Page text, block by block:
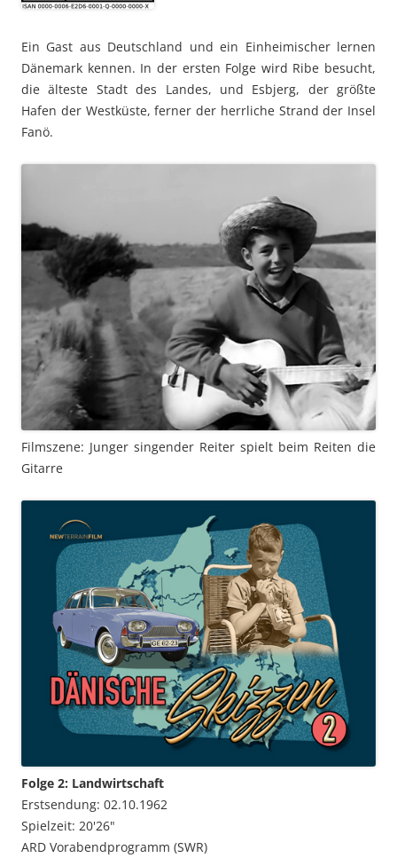
Ein Gast aus Deutschland und ein Einheimischer lernen
Dänemark kennen. In der ersten Folge wird Ribe besucht,
die älteste Stadt des Landes, und Esbjerg, der größte
Hafen der Westküste, ferner der herrliche Strand der Insel
Fanö.
Filmszene: Junger singender Reiter spielt beim Reiten die
Gitarre
Folge 2: Landwirtschaft
Erstsendung: 02.10.1962
Spielzeit: 20'26"
ARD Vorabendprogramm (SWR)